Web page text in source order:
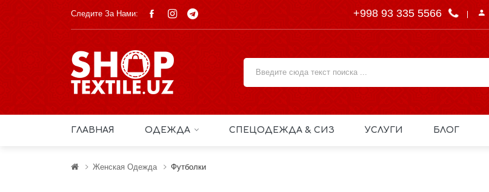
Следите За Нами: +998 93 335 5566
ГЛАВНАЯ ОДЕЖДА СПЕЦОДЕЖДА & СИЗ УСЛУГИ БЛОГ
Женская Одежда Футболки